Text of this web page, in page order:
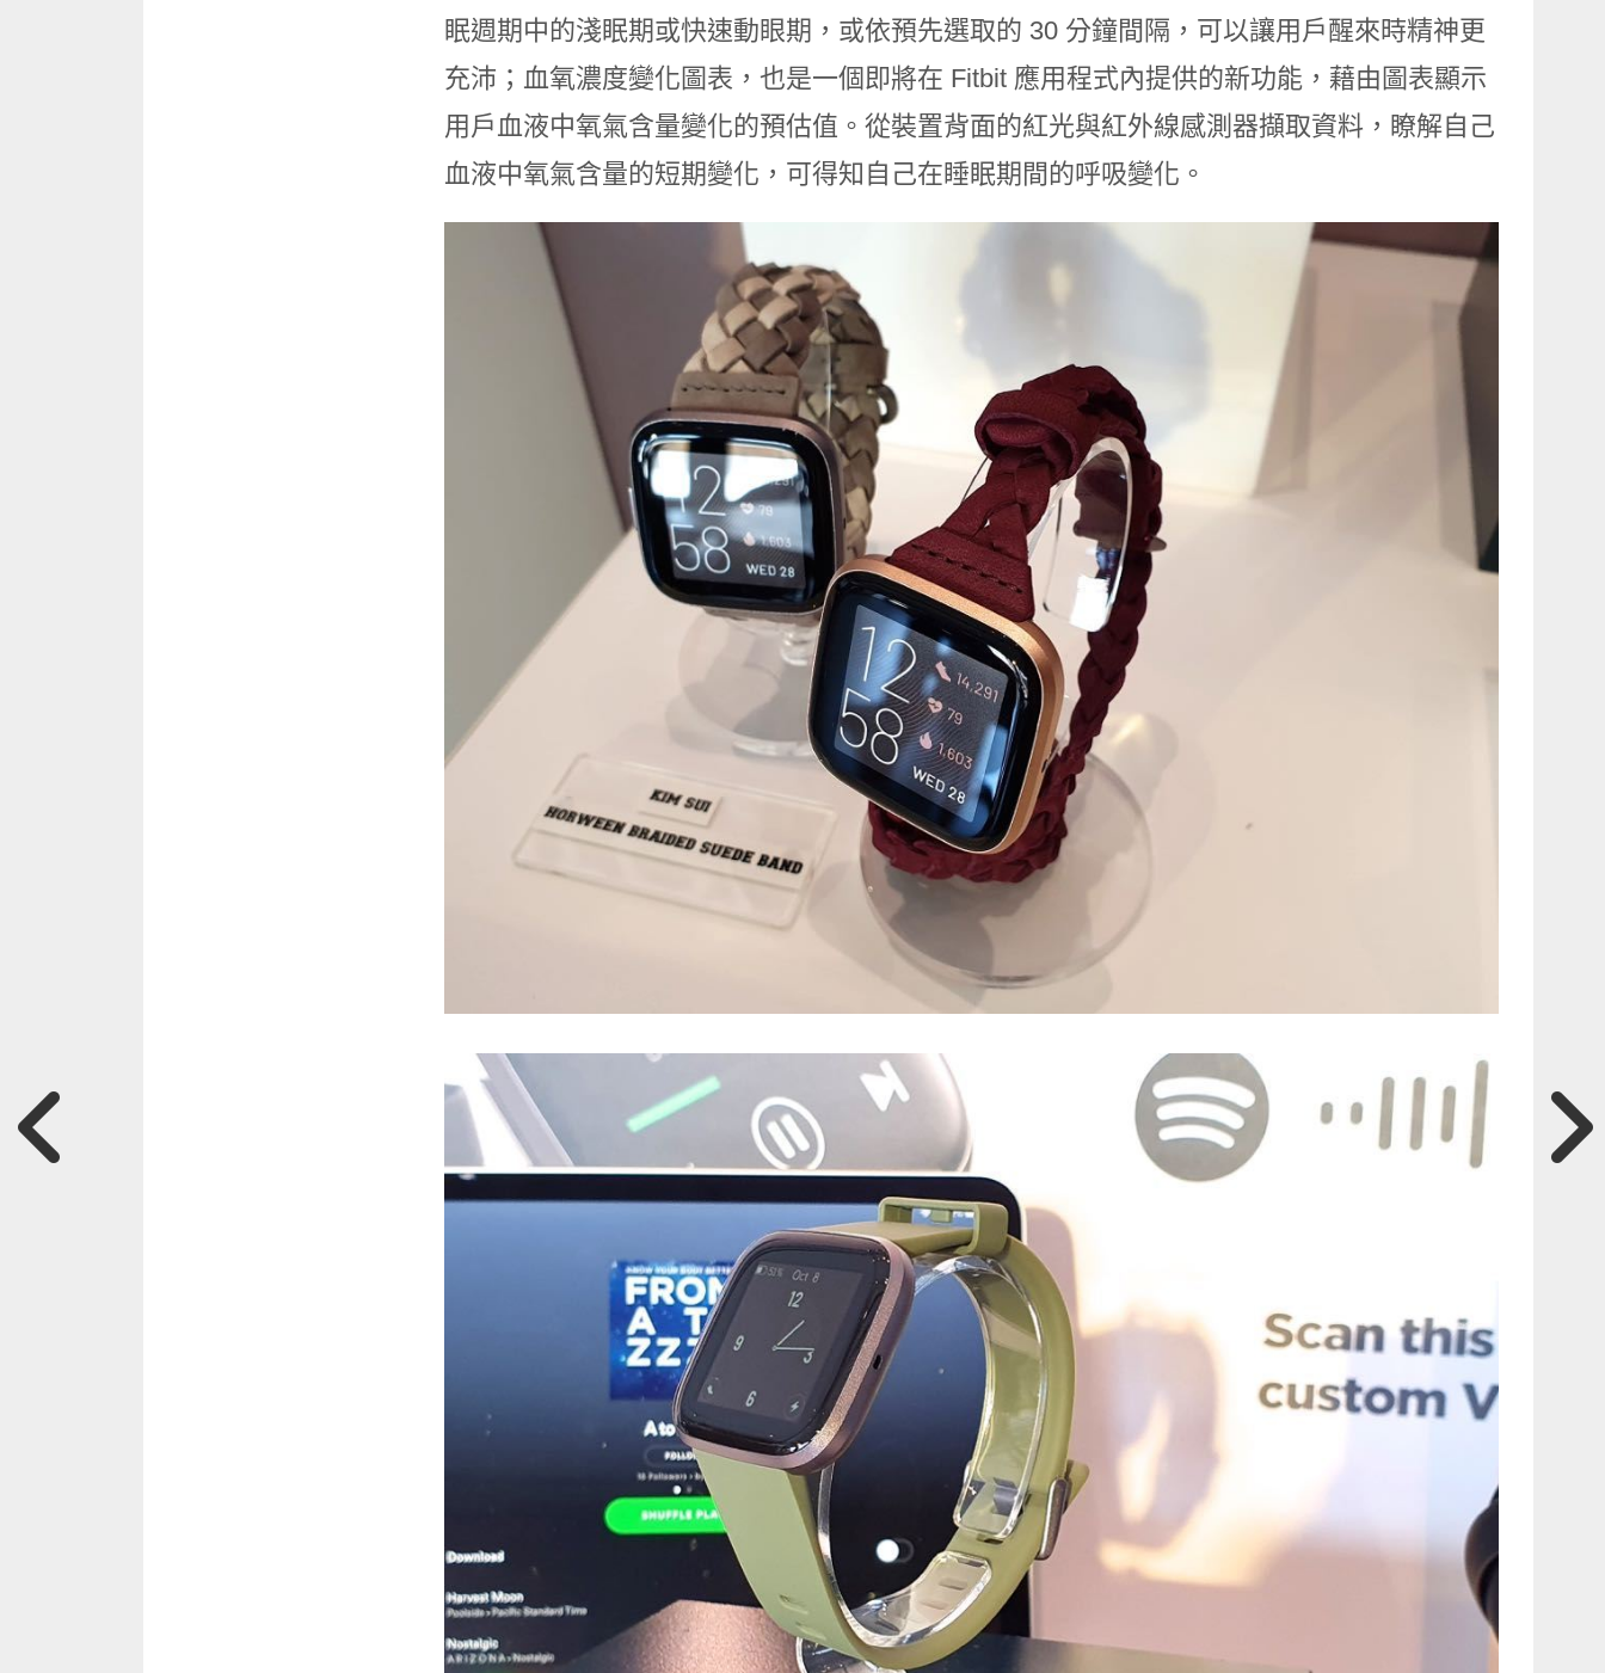
眠週期中的淺眠期或快速動眼期，或依預先選取的 30 分鐘間隔，可以讓用戶醒來時精神更
充沛；血氧濃度變化圖表，也是一個即將在 Fitbit 應用程式內提供的新功能，藉由圖表顯示
用戶血液中氧氣含量變化的預估值。從裝置背面的紅光與紅外線感測器擷取資料，瞭解自己
血液中氧氣含量的短期變化，可得知自己在睡眠期間的呼吸變化。